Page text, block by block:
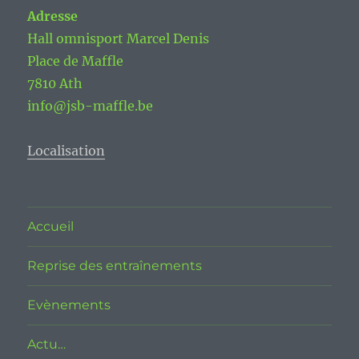
Adresse
Hall omnisport Marcel Denis
Place de Maffle
7810 Ath
info@jsb-maffle.be
Localisation
Accueil
Reprise des entraînements
Evènements
Actu…